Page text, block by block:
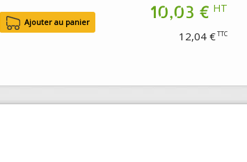
10,03 € HT
12,04 €TTC